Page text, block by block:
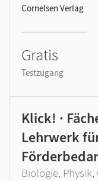
Cornelsen Verlag
Gratis
Testzugang
Klick! ·
Lehrwerk
Biologie, Physik,